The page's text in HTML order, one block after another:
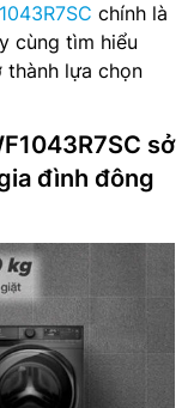
chính là
cùng tìm hiểu
thành lựa chọn
sở
đình đông